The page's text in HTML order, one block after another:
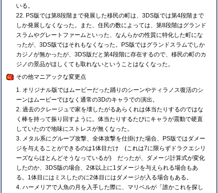
いる。
PS版では第8段階まで発展した移民の町は、3DS版では第4段階まで
しか発展しなくなった。また、住民の数によっては、第8段階はグランド
スラムやグレートファームといった、なんらかの性質に特化した町にな
ったが、3DS版ではそれもなくなった。PS版ではグランドスラムでしか
カジノが無かったが、3DS版だと第4段階に存在するので、移民の町のカ
ジノの景品がほしくても取れないということはなくなった。
その他マニアックな変更点
オリジナル版ではムービーだった踊りのシーンやティラノス復活のシ
ーンはムービーではなく通常の3Dのキャラでの演出。
過去のクレージュで家を壊したがるあらくれは体当たりするのではな
く棒を持って振り回すように。体当たりするたびにキャラが震動で硬直
していたので地味にストレスが無くなった。
メタル系にグループ攻撃、全体攻撃を仕掛けた場合、PS版ではダメー
ジを与えることができるのは1体目だけ (これは7に限らずドラクエシリ
ーズならほとんどそうなっているが) だったが、ダメージ計算式が変化
したのか、3DS版の場合、2体以上に1ダメージを与えられる場合もあ
る。1体目にはミスしたのに2体目にはダメージが入る場合もある。
ハーメリアで人魚の月を入手した際に、マリベルが「誰かこれを探し